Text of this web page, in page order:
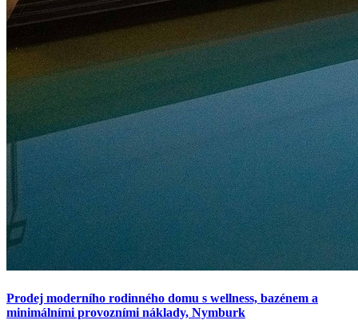
Prodej moderního rodinného domu s wellness, bazénem a
minimálními provozními náklady, Nymburk